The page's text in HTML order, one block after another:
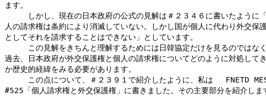
ます。
しかし、現在の日本政府の公式の見解は＃２３４６に書いたように
人の請求権は条約により消滅していない。しかし国が個人に代わり外交保
としてそれを請求することはできない」としています。
この見解をきちんと理解するためには日韓協定だけを見るのではな
過去、日本政府が外交保護権と個人の請求権についてどのように対処して
か歴史的経緯をみる必要があります。
この点について、＃２３９１で紹介したように、私は　 FNETD
#525「個人請求権と外交保護権」に書きました。その主要部分を紹介しま